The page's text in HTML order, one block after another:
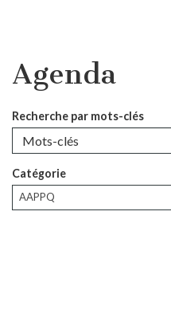
Agenda
Recherche par mots-clés
Catégorie
AAPPQ